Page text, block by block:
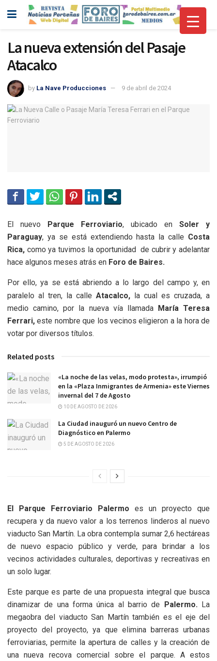
La nueva extensión del Pasaje
Atacalco
by La Nave Producciones 9 de abril de 2024
El nuevo Parque Ferroviario, ubicado en Soler y
Paraguay, ya se está extendiendo hasta la calle Costa
Rica, como ya tuvimos la oportunidad de cubrir y adelantar
hace algunos meses atrás en Foro de Baires.
Por ello, ya se está abriendo a lo largo del campo y, en
paralelo al tren, la calle Atacalco, la cual es cruzada, a
medio camino, por la nueva vía llamada María Teresa
Ferrari,este nombre que los vecinos eligieron a la hora de
votar por diversos títulos.
Related posts
«La noche de las velas, modo protesta», irrumpió
en la «Plaza Inmigrantes de Armenia» este Viernes
invernal del 7 de Agosto
10 DE AGOSTO DE 2026
La Ciudad inauguró un nuevo Centro de
Diagnóstico en Palermo
5 DE AGOSTO DE 2026
El Parque Ferroviario Palermo es un proyecto que
recupera y da nuevo valor a los terrenos linderos al nuevo
viaducto San Martín. La obra contempla sumar 2,6 hectáreas
de nuevo espacio público y verde, para brindar a los
vecinos actividades culturales, deportivas y recreativas en
un solo lugar.
Este parque es parte de una propuesta integral que busca
dinamizar de una forma única al barrio de Palermo.La
megaobra del viaducto San Martín también es el eje del
proyecto del proyecto, ya que elimina barreras urbanas
ferroviarias, permite la apertura de calles y la creación de
una nueva recova comercial sobre el parque. A estos